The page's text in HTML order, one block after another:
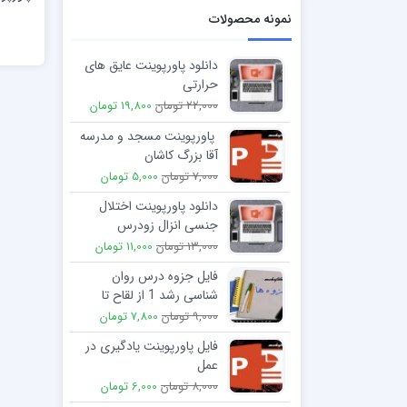
نمونه محصولات
دانلود پاورپوینت عایق های
حرارتی
22,000 تومان 19,800 تومان
پاورپوینت مسجد و مدرسه
آقا بزرگ کاشان
7,000 تومان 5,000 تومان
دانلود پاورپوینت اختلال
جنسی انزال زودرس
13,000 تومان 11,000 تومان
فایل جزوه درس روان
شناسی رشد 1 از لقاح تا
کودکی (جلد 1)
9,000 تومان 7,800 تومان
فایل پاورپوینت یادگیری در
عمل
8,000 تومان 6,000 تومان